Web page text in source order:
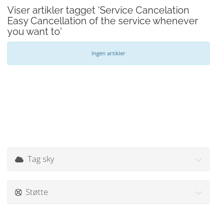
Viser artikler tagget 'Service Cancelation
Easy Cancellation of the service whenever
you want to'
Ingen artikler
Tag sky
Støtte